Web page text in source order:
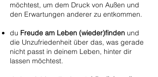
möchtest, um dem Druck von Außen und
den Erwartungen anderer zu entkommen.
du Freude am Leben (wieder)finden und
die Unzufriedenheit über das, was gerade
nicht passt in deinem Leben, hinter dir
lassen möchtest.